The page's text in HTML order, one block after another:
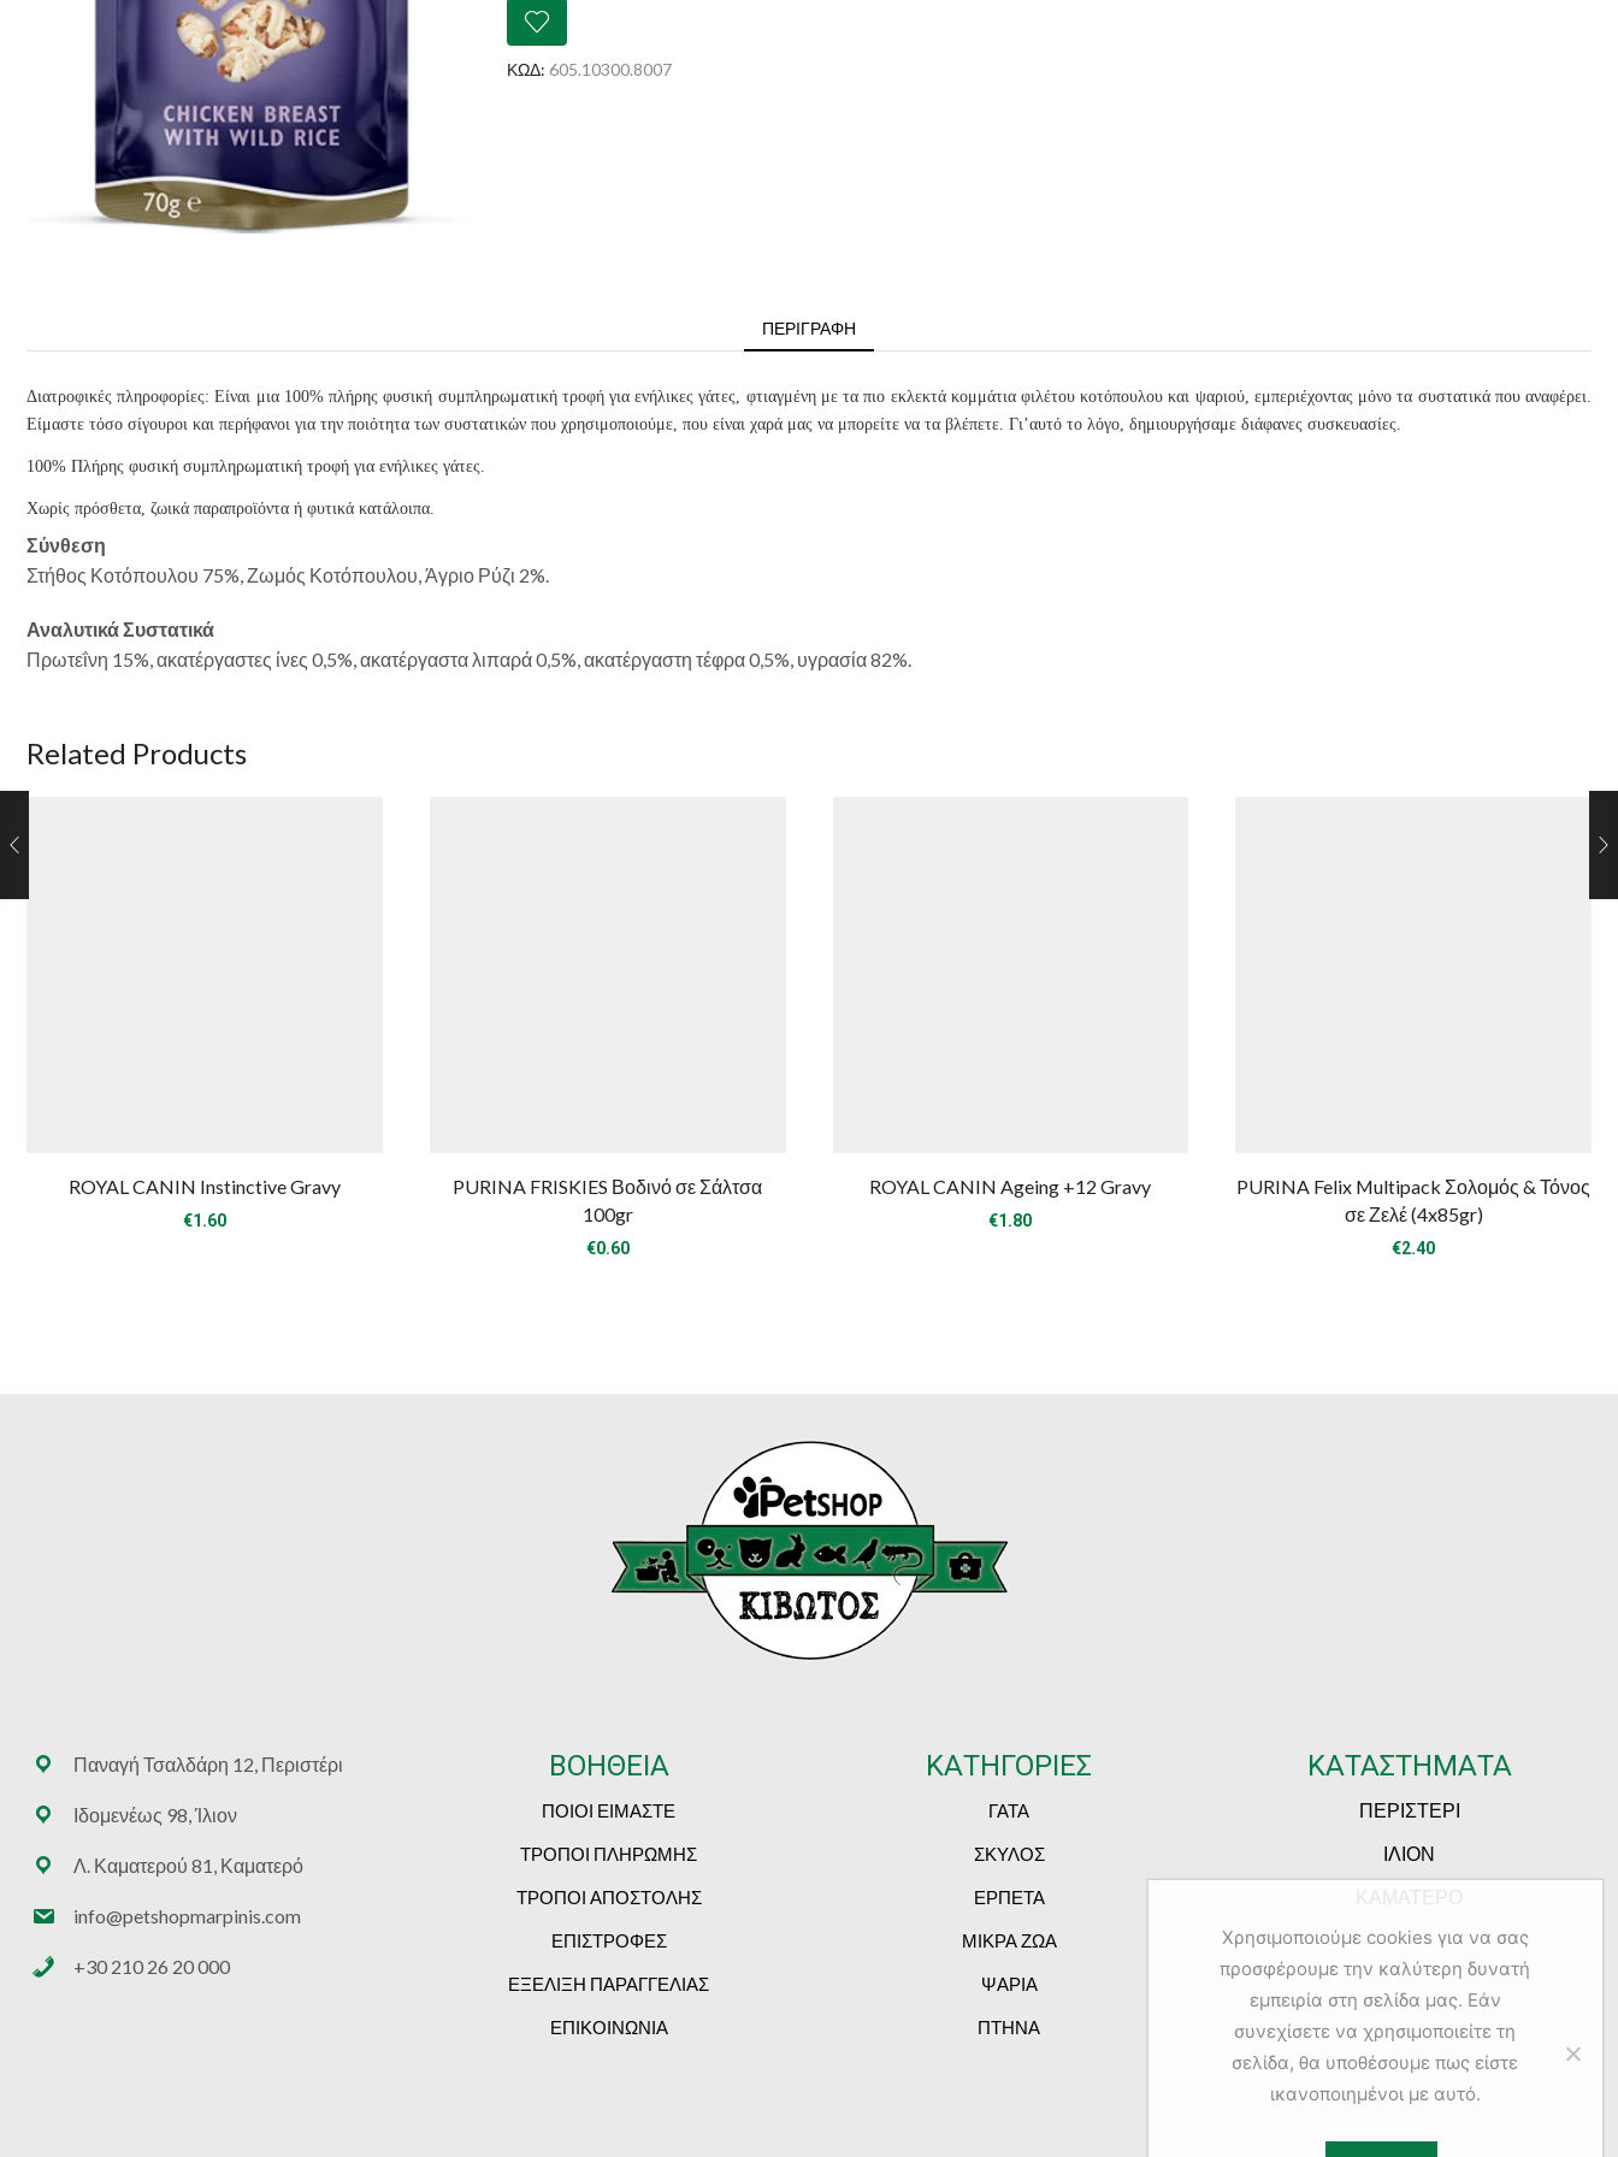
Κοτόπουλο
&
Ρύζι
ΚΩΔ: 605.10300.8007
ΠΕΡΙΓΡΑΦΉ
Διατροφικές πληροφορίες: Είναι μια 100% πλήρης φυσική συμπληρωματική τροφή για ενήλικες γάτες, φτιαγμένη με τα πιο εκλεκτά κομμάτια φιλέτου κοτόπουλου και ψαριού, εμπεριέχοντας μόνο τα συστατικά που αναφέρει.
Είμαστε τόσο σίγουροι και περήφανοι για την ποιότητα των συστατικών που χρησιμοποιούμε, που είναι χαρά μας να μπορείτε να τα βλέπετε. Γι’αυτό το λόγο, δημιουργήσαμε διάφανες συσκευασίες.
100% Πλήρης φυσική συμπληρωματική τροφή για ενήλικες γάτες.
Χωρίς πρόσθετα, ζωικά παραπροϊόντα ή φυτικά κατάλοιπα.
Σύνθεση
Στήθος Κοτόπουλου 75%, Ζωμός Κοτόπουλου, Άγριο Ρύζι 2%.
Αναλυτικά Συστατικά
Πρωτεΐνη 15%, ακατέργαστες ίνες 0,5%, ακατέργαστα λιπαρά 0,5%, ακατέργαστη τέφρα 0,5%, υγρασία 82%.
Related Products
ROYAL CANIN Instinctive Gravy
€1.60
PURINA FRISKIES Βοδινό σε Σάλτσα
100gr
€0.60
ROYAL CANIN Ageing +12 Gravy
€1.80
PURINA Felix Multipack Σολομός & Τόνος
σε Ζελέ (4x85gr)
€2.40
Παναγή Τσαλδάρη 12, Περιστέρι
Ιδομενέως 98, Ίλιον
Λ. Καματερού 81, Καματερό
info@petshopmarpinis.com
+30 210 26 20 000
ΒΟΗΘΕΙΑ
ΠΟΙΟΙ ΕΙΜΑΣΤΕ
ΤΡΟΠΟΙ ΠΛΗΡΩΜΗΣ
ΤΡΟΠΟΙ ΑΠΟΣΤΟΛΗΣ
ΕΠΙΣΤΡΟΦΕΣ
ΕΞΕΛΙΞΗ ΠΑΡΑΓΓΕΛΙΑΣ
ΕΠΙΚΟΙΝΩΝΙΑ
ΚΑΤΗΓΟΡΙΕΣ
ΓΑΤΑ
ΣΚΥΛΟΣ
ΕΡΠΕΤΑ
ΜΙΚΡΑ ΖΩΑ
ΨΑΡΙΑ
ΠΤΗΝΑ
ΚΑΤΑΣΤΗΜΑΤΑ
ΠΕΡΙΣΤΕΡΙ
ΙΛΙΟΝ
Χρησιμοποιούμε cookies για να σας
προσφέρουμε την καλύτερη δυνατή
εμπειρία στη σελίδα μας. Εάν
συνεχίσετε να χρησιμοποιείτε τη
σελίδα, θα υποθέσουμε πως είστε
ικανοποιημένοι με αυτό.